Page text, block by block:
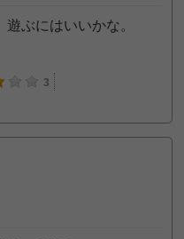
ぶにはいいかな。
3